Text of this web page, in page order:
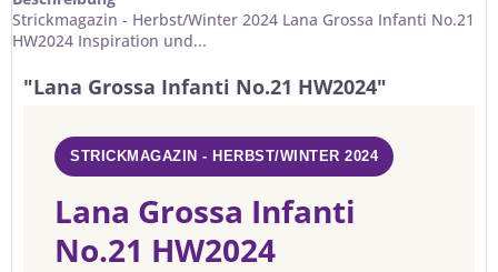
Strickmagazin - Herbst/Winter 2024 Lana Grossa Infanti No.21
HW2024 Inspiration und...
"Lana Grossa Infanti No.21 HW2024"
STRICKMAGAZIN - HERBST/WINTER 2024
Lana Grossa Infanti
No.21 HW2024